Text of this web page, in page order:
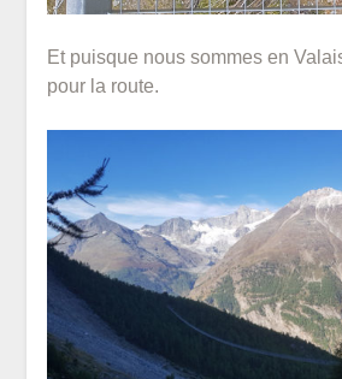
Et puisque nous sommes en
pour la route.